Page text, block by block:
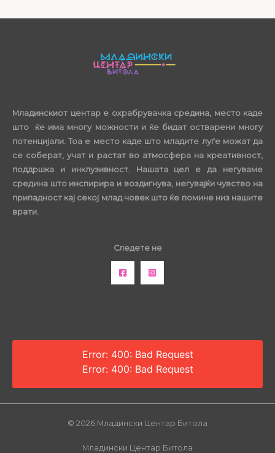
Младинскиот центар е охрабрувачка средина, место каде
што ќе има многу можности и ќе бидат остварени многу
потенцијали. Тоа е место каде што младите луѓе можат да
се соберат, учат и растат во атмосфера на креативност,
поддршка и инклузивност. Нашата цел е да негуваме
средина што инспирира и воздигнува, негувајќи чувство на
припадност кај секој млад човек што ќе помине низ нашите
врати.
Следете не
Error: 400: Bad Request
Error: 400: Bad Request
© 2026 Младински Центар Битола
Младински Центар Битола